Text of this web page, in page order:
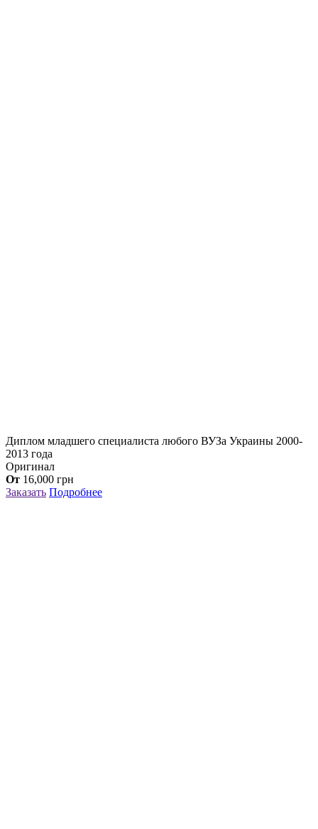
Диплом младшего специалиста любого ВУЗа Украины 2000-
2013 года
Оригинал
От 16,000 грн
Заказать Подробнее